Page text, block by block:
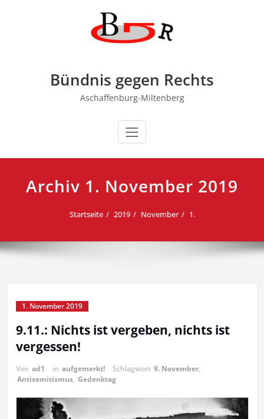
Bündnis gegen Rechts
Aschaffenburg-Miltenberg
Archiv 1. November 2019
Startseite 2019 November 1.
1. November 2019
9.11.: Nichts ist vergeben, nichts ist
vergessen!
Von ad1 in aufgemerkt! Schlagwort 9. November,
Antisemitismus, Gedenktag